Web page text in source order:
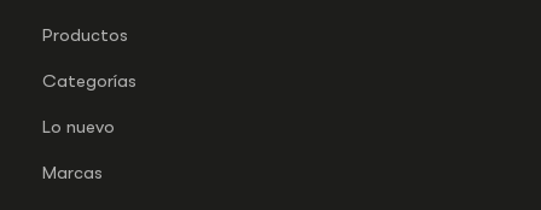
Productos
Categorías
Lo nuevo
Marcas